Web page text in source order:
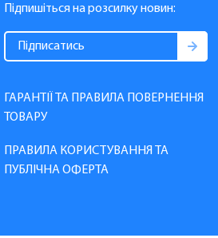
Підпишіться на розсилку новин:
ГАРАНТІЇ ТА ПРАВИЛА ПОВЕРНЕННЯ
ТОВАРУ
ПРАВИЛА КОРИСТУВАННЯ ТА
ПУБЛІЧНА ОФЕРТА